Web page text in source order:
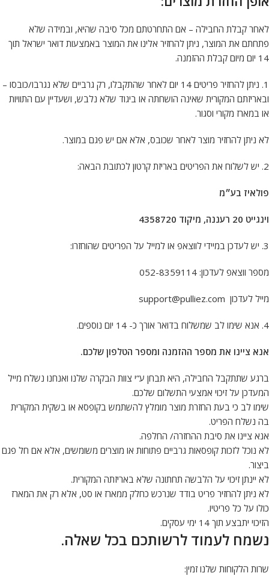
לאחר קבלת החבילה – אם התחרטתם מכל סיבה שהיא, ובמידה שלא
פתחתם את המוצר, ניתן להחזיר אלינו את המוצר באמצעות דואר ישראל תוך
14 יום מיום קבלת ההזמנה.
1. ניתן להחזיר פריטים 14 יום לאחר שהתקבלו, רק גרביים שלא נגרבו/כובסו –
ובאריזתם המקורית שאינה הושחתה או ביגוד שלא נלבש, ושעדיין עם התוויות
או במארז מקורי וסגור.
לא ניתן להחזיר מוצר לאחר שכובס, אלא אם יש פגם במוצר.
2. יש לשלוח את הפריטים באריזת קרטון לכתובת הבאה:
פולאיז בע״מ
וינגייט 20 רעננה , מיקוד 4358720
3. ⁠יש לעדכן במיידי לווצאפ או למייל על הפריטים שהוחזרו:
מספר ווצאפ לעדכון: 052-8359114
מייל לעדכון support@pulliez.com
4. אנא שימו לב שמשלוח בדואר אורך כ- 14 יום נוספים.
אנא ציינו את מספר ההזמנה ומספר הטלפון שלכם.
ברגע שתתקבל החבילה, היא תבחן ע”י צוות הבקרה שלנו ואנחנו נשלח מייל
המעדכן על זיכוי אמצעי התשלום שלכם.
שימו לב כי בעת החזרת מוצר מומלץ להשתמש בקופסא או בשקית המקורית
בה נשלח הפריט.
אנא ציינו את סיבת ההחזרה/ החלפה.
לא נוכל לזכות קופסאות גרביים פתוחות או מוצרים משומשים, אלא אם חל פגם
ביצור.
לא יינתן זיכוי על הלבשה תחתונה שלא באריזתה המקורית.
לא ניתן להחזיר פריט בודד שנרכש כחלק ממארז או סט, אלא רק את המארז
כולו על כל פריטיו.
הזיכוי יתבצע תוך 14 ימי עסקים.
נשמח לעמוד לרשותכם בכל שאלה.
שרות הלקוחות שלנו זמין: